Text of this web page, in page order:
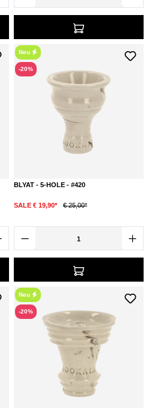
Neu
-20%
BLYAT - 5-HOLE - #420
SALE € 19,90* € 25,00*
Neu
-20%